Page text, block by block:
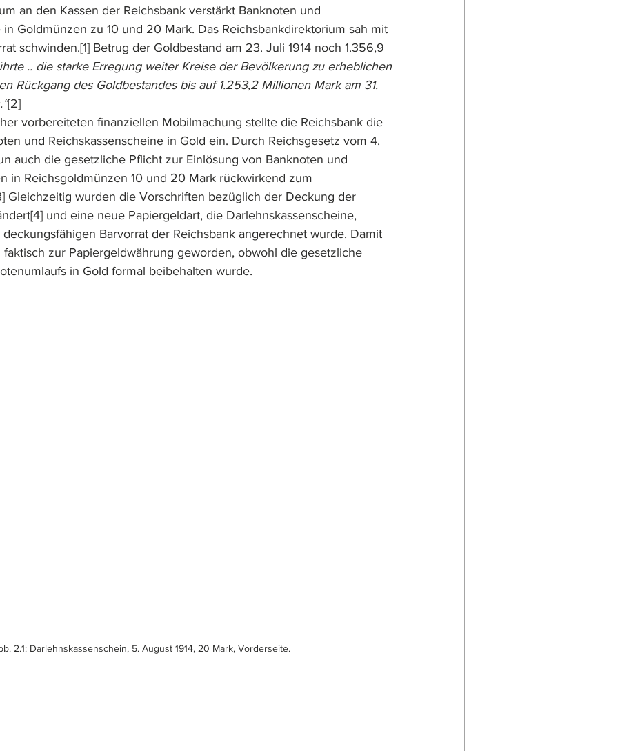
an den Kassen der Reichsbank verstärkt Banknoten und
in Goldmünzen zu 10 und 20 Mark. Das Reichsbankdirektorium sah mit
schwinden.[1] Betrug der Goldbestand am 23. Juli 1914 noch 1.356,9
.. die starke Erregung weiter Kreise der Bevölkerung zu erheblichen
Rückgang des Goldbestandes bis auf 1.253,2 Millionen Mark am 31.
[2]
vorbereiteten finanziellen Mobilmachung stellte die Reichsbank die
und Reichskassenscheine in Gold ein. Durch Reichsgesetz vom 4.
auch die gesetzliche Pflicht zur Einlösung von Banknoten und
in Reichsgoldmünzen 10 und 20 Mark rückwirkend zum
Gleichzeitig wurden die Vorschriften bezüglich der Deckung der
[4] und eine neue Papiergeldart, die Darlehnskassenscheine,
Barvorrat der Reichsbank angerechnet wurde. Damit
zur Papiergeldwährung geworden, obwohl die gesetzliche
in Gold formal beibehalten wurde.
2.1: Darlehnskassenschein, 5. August 1914, 20 Mark, Vorderseite.